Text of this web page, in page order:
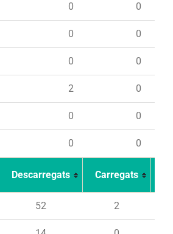
0 0
0 0
0 0
2 0
0 0
0 0
Descarregats Carregats
52 2